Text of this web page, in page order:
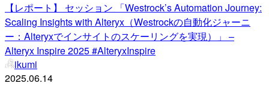
【レポート】 セッション 「Westrock’s Automation Journey:
Scaling Insights with Alteryx（Westrockの自動化ジャーニ
ー：Alteryxでインサイトのスケーリングを実現）」 –
Alteryx Inspire 2025 #AlteryxInspire
ikumi
2025.06.14